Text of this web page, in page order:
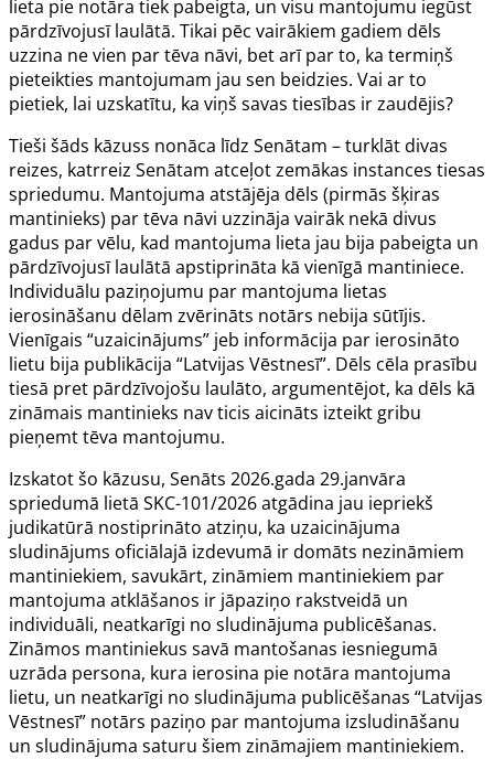
lieta pie notāra tiek pabeigta, un visu mantojumu iegūst
pārdzīvojusī laulātā. Tikai pēc vairākiem gadiem dēls
uzzina ne vien par tēva nāvi, bet arī par to, ka termiņš
pieteikties mantojumam jau sen beidzies. Vai ar to
pietiek, lai uzskatītu, ka viņš savas tiesības ir zaudējis?
Tieši šāds kāzuss nonāca līdz Senātam – turklāt divas
reizes, katrreiz Senātam atceļot zemākas instances tiesas
spriedumu. Mantojuma atstājēja dēls (pirmās šķiras
mantinieks) par tēva nāvi uzzināja vairāk nekā divus
gadus par vēlu, kad mantojuma lieta jau bija pabeigta un
pārdzīvojusī laulātā apstiprināta kā vienīgā mantiniece.
Individuālu paziņojumu par mantojuma lietas
ierosināšanu dēlam zvērināts notārs nebija sūtījis.
Vienīgais “uzaicinājums” jeb informācija par ierosināto
lietu bija publikācija “Latvijas Vēstnesī”. Dēls cēla prasību
tiesā pret pārdzīvojošu laulāto, argumentējot, ka dēls kā
zināmais mantinieks nav ticis aicināts izteikt gribu
pieņemt tēva mantojumu.
Izskatot šo kāzusu, Senāts 2026.gada 29.janvāra
spriedumā lietā SKC-101/2026atgādina jau iepriekš
judikatūrā nostiprināto atziņu, ka uzaicinājuma
sludinājums oficiālajā izdevumā ir domāts nezināmiem
mantiniekiem, savukārt, zināmiem mantiniekiem par
mantojuma atklāšanos ir jāpaziņo rakstveidā un
individuāli, neatkarīgi no sludinājuma publicēšanas.
Zināmos mantiniekus savā mantošanas iesniegumā
uzrāda persona, kura ierosina pie notāra mantojuma
lietu, un neatkarīgi no sludinājuma publicēšanas “Latvijas
Vēstnesī” notārs paziņo par mantojuma izsludināšanu
un sludinājuma saturu šiem zināmajiem mantiniekiem.